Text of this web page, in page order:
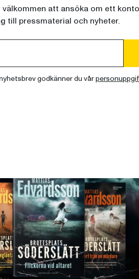
att ansöka om ett
till pressmaterial och nyheter.
godkänner du vår